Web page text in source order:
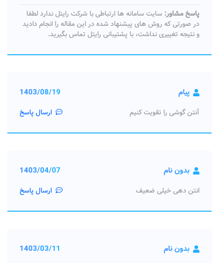
پاسخ مشاور: سایت سامانه ها ارتباطی با شرکت رایتل ندارد لطفا
در صورتی که روش های پیشنهاد شده در این مقاله را انجام دادید
و نتیجه تغییری نداشت، با پشتیبانی رایتل تماس بگیرید.
پیام 1403/08/19
آنتن گوشی را تقویت کنیم ارسال پاسخ
بدون نام 1403/04/07
انتن دهی خیلی ضعیف ارسال پاسخ
بدون نام 1403/03/11